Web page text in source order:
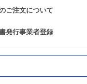
ご注文について
発行事業者登録